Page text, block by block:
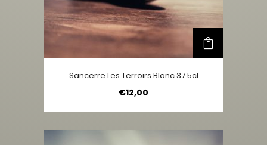
Sancerre Les Terroirs Blanc 37.5cl
€12,00